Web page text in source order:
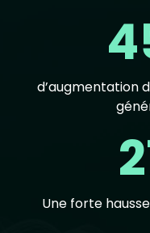
d’augmentation
Une forte